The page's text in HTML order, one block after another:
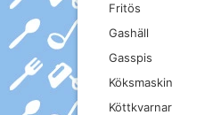
Fritös
Gashäll
Gasspis
Köksmaskin
Köttkvarnar